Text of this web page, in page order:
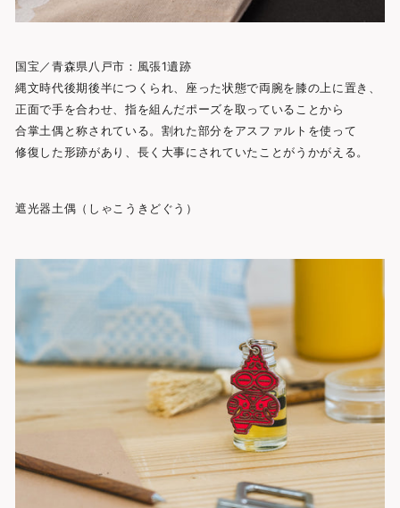
国宝／青森県八戸市：風張1遺跡
縄文時代後期後半につくられ、座った状態で両腕を膝の上に置き、
正面で手を合わせ、指を組んだポーズを取っていることから
合掌土偶と称されている。割れた部分をアスファルトを使って
修復した形跡があり、長く大事にされていたことがうかがえる。
遮光器土偶（しゃこうきどぐう）